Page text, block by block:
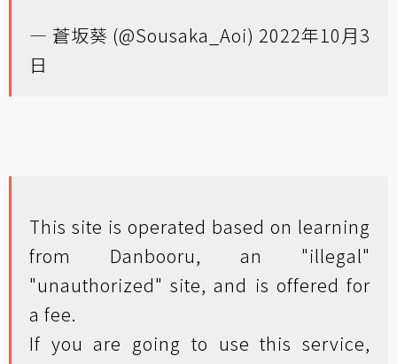
— 蒼坂葵 (@Sousaka_Aoi) 2022年10月3
日
This site is operated based on learning
from Danbooru, an "illegal"
"unauthorized" site, and is offered for
a fee.
If you are going to use this service,